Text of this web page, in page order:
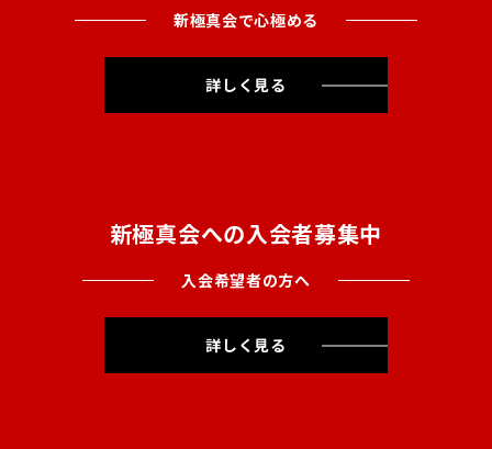
新極真会で心極める
詳しく見る
新極真会への入会者募集中
入会希望者の方へ
詳しく見る